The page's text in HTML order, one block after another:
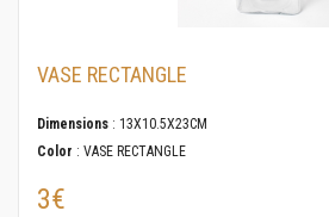
VASE RECTANGLE
Dimensions : 13X10.5X23CM
Color : VASE RECTANGLE
3€